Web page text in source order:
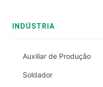
INDÚSTRIA
Auxiliar de Produção
Soldador